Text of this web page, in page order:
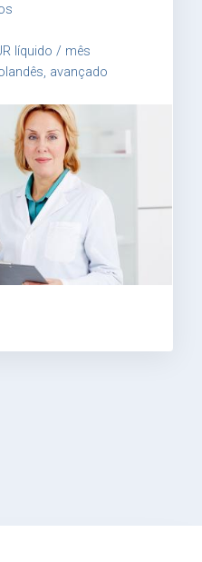
líquido / mês
avançado